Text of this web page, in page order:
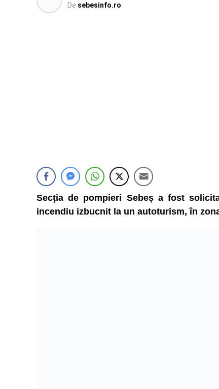
De sebesinfo.ro
Secția de pompieri Sebeș a fost
incendiu izbucnit la un autoturism, în